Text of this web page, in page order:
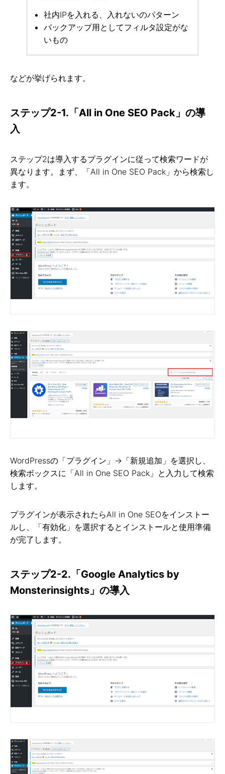
社内IPを入れる、入れないのパターン
バックアップ用としてフィルタ設定がな
いもの
などが挙げられます。
ステップ2-1.「All in One SEO Pack」の導
入
ステップ2は導入するプラグインに従って検索ワードが
異なります。まず、「All in One SEO Pack」から検索し
ます。
WordPressの「プラグイン」→「新規追加」を選択し、
検索ボックスに「All in One SEO Pack」と入力して検索
します。
プラグインが表示されたらAll in One SEOをインストー
ルし、「有効化」を選択するとインストールと使用準備
が完了します。
ステップ2-2.「Google Analytics by
Monsterinsights」の導入